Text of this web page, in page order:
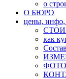
о
О БЮРО
цены, инфо,
как
ФОТО